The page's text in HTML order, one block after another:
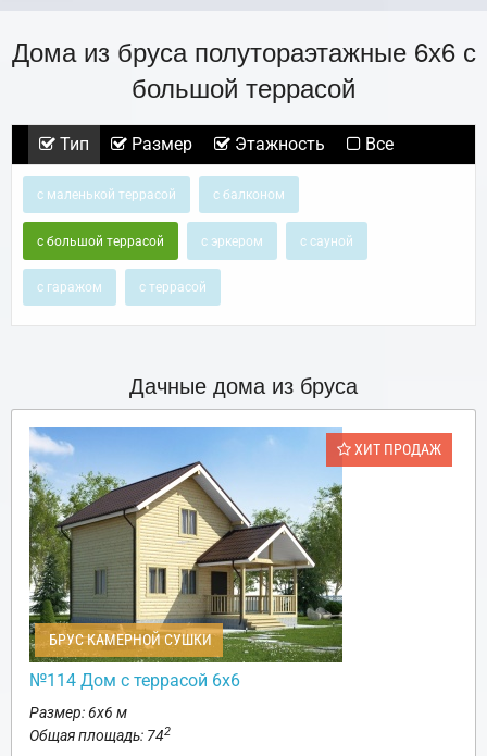
Дома из бруса полутораэтажные 6х6 с
большой террасой
Тип Размер Этажность Все
с маленькой террасой с балконом
с большой террасой с эркером с сауной
с гаражом с террасой
Дачные дома из бруса
ХИТ ПРОДАЖ
БРУС КАМЕРНОЙ СУШКИ
№114 Дом с террасой 6х6
Размер: 6х6 м
Общая площадь: 742